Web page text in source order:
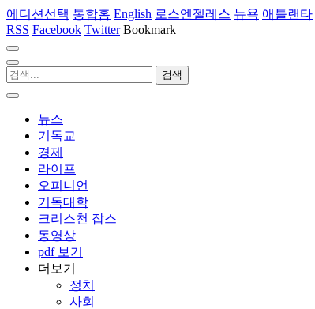
에디션선택 통합홈 English 로스엔젤레스 뉴욕 애틀랜타
RSS Facebook Twitter Bookmark
뉴스
기독교
경제
라이프
오피니언
기독대학
크리스천 잡스
동영상
pdf 보기
더보기
정치
사회